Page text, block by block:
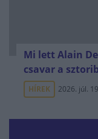
Mi lett Alain
csavar a
HÍREK 2026. júl.